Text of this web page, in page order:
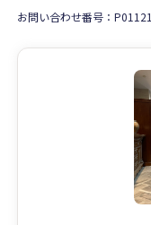
お問い合わせ番号：